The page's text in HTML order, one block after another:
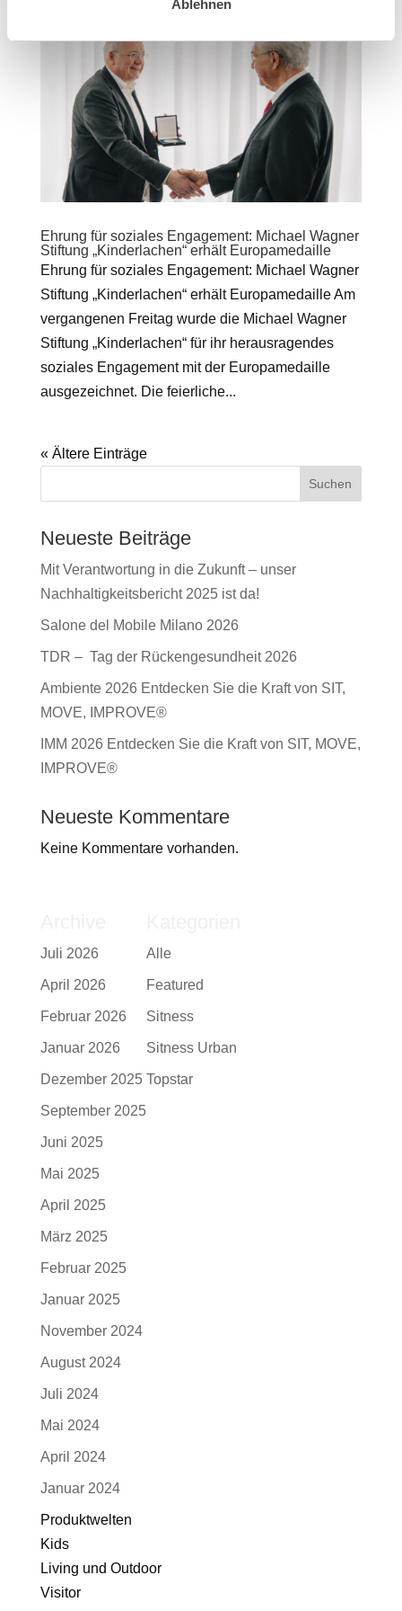
Ablehnen
Ehrung für soziales Engagement: Michael Wagner
Stiftung „Kinderlachen“ erhält Europamedaille
Ehrung für soziales Engagement: Michael Wagner
Stiftung „Kinderlachen“ erhält Europamedaille Am
vergangenen Freitag wurde die Michael Wagner
Stiftung „Kinderlachen“ für ihr herausragendes
soziales Engagement mit der Europamedaille
ausgezeichnet. Die feierliche...
« Ältere Einträge
Suchen
Neueste Beiträge
Mit Verantwortung in die Zukunft – unser
Nachhaltigkeitsbericht 2025 ist da!
Salone del Mobile Milano 2026
TDR – Tag der Rückengesundheit 2026
Ambiente 2026 Entdecken Sie die Kraft von SIT,
MOVE, IMPROVE®
IMM 2026 Entdecken Sie die Kraft von SIT, MOVE,
IMPROVE®
Neueste Kommentare
Keine Kommentare vorhanden.
Juli 2026
April 2026
Februar 2026
Januar 2026
Dezember 2025
September 2025
Juni 2025
Mai 2025
April 2025
März 2025
Februar 2025
Januar 2025
November 2024
August 2024
Juli 2024
Mai 2024
April 2024
Januar 2024
Alle
Featured
Sitness
Sitness Urban
Topstar
Produktwelten
Kids
Living und Outdoor
Visitor